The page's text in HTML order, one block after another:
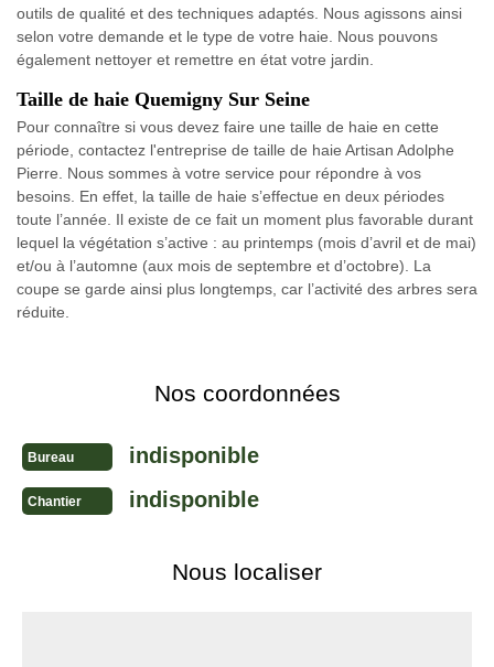
outils de qualité et des techniques adaptés. Nous agissons ainsi
selon votre demande et le type de votre haie. Nous pouvons
également nettoyer et remettre en état votre jardin.
Taille de haie Quemigny Sur Seine
Pour connaître si vous devez faire une taille de haie en cette
période, contactez l'entreprise de taille de haie Artisan Adolphe
Pierre. Nous sommes à votre service pour répondre à vos
besoins. En effet, la taille de haie s’effectue en deux périodes
toute l’année. Il existe de ce fait un moment plus favorable durant
lequel la végétation s’active : au printemps (mois d’avril et de mai)
et/ou à l’automne (aux mois de septembre et d’octobre). La
coupe se garde ainsi plus longtemps, car l’activité des arbres sera
réduite.
Nos coordonnées
Bureau indisponible
Chantier indisponible
Nous localiser